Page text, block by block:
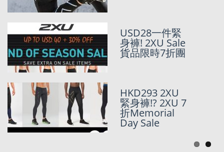
USD24一件
2XU緊身褲!?
美國官網真正
既Sale 6折優惠
USD 60 正價緊
身褲 | 2XU 即
日6折Flash
Sale
USD28一件緊
身褲! 2XU Sale
貨品限時7折團
HKD293 2XU
緊身褲!? 2XU 7
折Memorial
Day Sale